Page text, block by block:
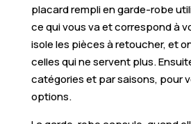
placard rempli en garde-robe
ce qui vous va et correspond à
isole les pièces à retoucher, et
celles qui ne servent plus.
catégories et par saisons, pour
options.